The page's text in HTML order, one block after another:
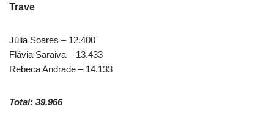
Trave
Júlia Soares – 12.400
Flávia Saraiva – 13.433
Rebeca Andrade – 14.133
Total: 39.966